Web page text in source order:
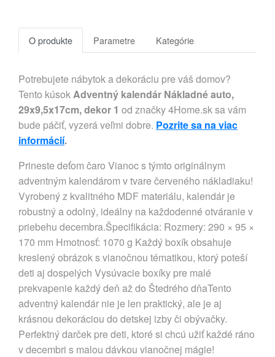
O produkte Parametre Kategórie
Potrebujete nábytok a dekoráciu pre váš domov?
Tento kúsokAdventný kalendár Nákladné auto,
29x9,5x17cm, dekor 1 od značky 4Home.sk sa vám
bude páčiť, vyzerá veľmi dobre. Pozrite sa na viac
informácií.
Prineste deťom čaro Vianoc s týmto originálnym
adventným kalendárom v tvare červeného nákladiaku!
Vyrobený z kvalitného MDF materiálu, kalendár je
robustný a odolný, ideálny na každodenné otváranie v
priebehu decembra.Špecifikácia: Rozmery: 290 × 95 ×
170 mm Hmotnosť: 1070 g Každý boxík obsahuje
kreslený obrázok s vianočnou tématikou, ktorý poteší
deti aj dospelých Vysúvacie boxíky pre malé
prekvapenie každý deň až do Štedrého dňaTento
adventný kalendár nie je len praktický, ale je aj
krásnou dekoráciou do detskej izby či obývačky.
Perfektný darček pre deti, ktoré si chcú užiť každé ráno
v decembri s malou dávkou vianočnej mágie!